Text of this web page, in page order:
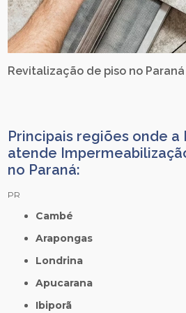
Revitalização de piso no Paraná
Principais regiões onde a
atende
no Paraná:
PR
Cambé
Arapongas
Londrina
Apucarana
Ibiporã